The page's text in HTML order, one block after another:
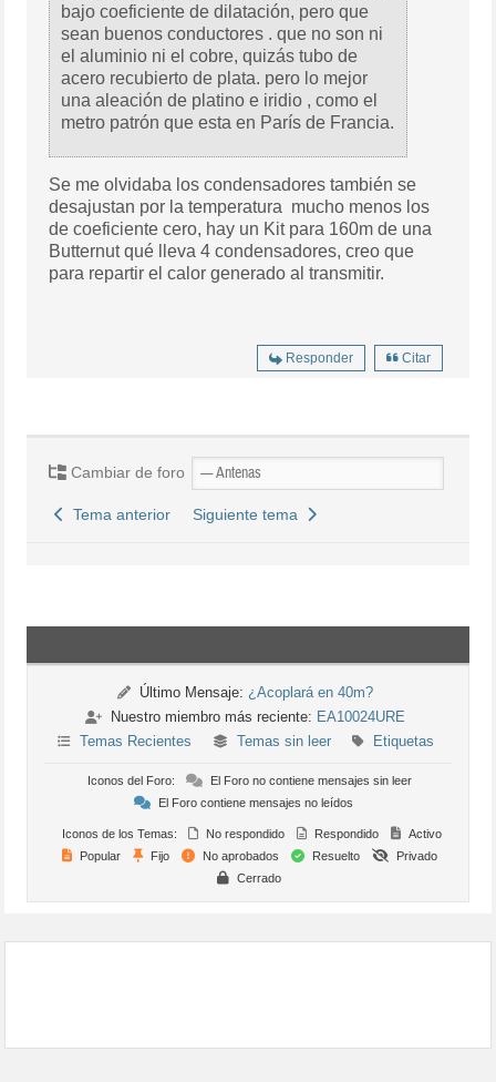
bajo coeficiente de dilatación, pero que
sean buenos conductores . que no son ni
el aluminio ni el cobre, quizás tubo de
acero recubierto de plata. pero lo mejor
una aleación de platino e iridio , como el
metro patrón que esta en París de Francia.
Se me olvidaba los condensadores también se
desajustan por la temperatura mucho menos los
de coeficiente cero, hay un Kit para 160m de una
Butternut qué lleva 4 condensadores, creo que
para repartir el calor generado al transmitir.
Responder Citar
Cambiar de foro
Tema anterior Siguiente tema
Último Mensaje: ¿Acoplará en 40m?
Nuestro miembro más reciente: EA10024URE
Temas Recientes
Temas sin leer Etiquetas
Iconos del Foro:
El Foro no contiene mensajes sin leer
El Foro contiene mensajes no leídos
Iconos de los Temas: No respondido Respondido
Activo
Popular
Fijo No aprobados Resuelto
Privado
Cerrado